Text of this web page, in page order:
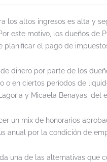
los altos ingresos es alta y
este motivo, los dueños de
planificar el pago de
dinero por parte de los
o en ciertos períodos de
y Micaela Benayas, del
un mix de honorarios
anual por la condición de
una de las alternativas que